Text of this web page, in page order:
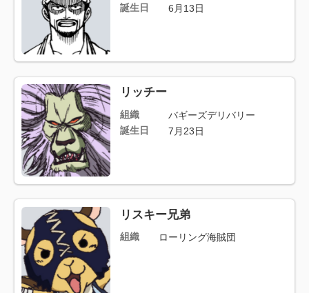
誕生日
6月13日
リッチー
組織
バギーズデリバリー
誕生日
7月23日
リスキー兄弟
組織 ローリング海賊団